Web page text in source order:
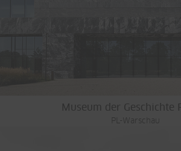
Museum der Geschichte
PL-Warschau